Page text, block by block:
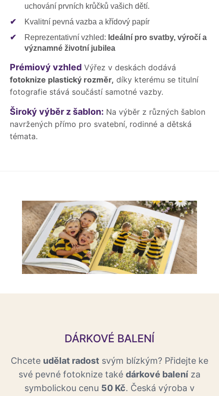
uchování prvních krůčků vašich dětí.
✔
Kvalitní pevná vazba a křídový papír
✔
Reprezentativní vzhled: Ideální pro svatby, výročí a
významné životní jubilea
Prémiový vzhled Výřez v deskách dodává
fotoknize plastický rozměr, díky kterému se titulní
fotografie stává součástí samotné vazby.
Široký výběr z šablon: Na výběr z různých šablon
navržených přímo pro svatební, rodinné a dětská
témata.
DÁRKOVÉ BALENÍ
Chcete udělat radost svým blízkým? Přidejte ke
své pevné fotoknize také dárkové balení za
symbolickou cenu 50 Kč. Česká výroba v